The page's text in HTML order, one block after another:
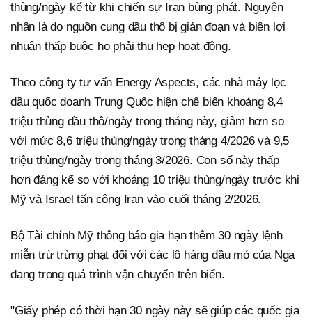
thùng/ngày kể từ khi chiến sự Iran bùng phát. Nguyên
nhân là do nguồn cung dầu thô bị gián đoạn và biên lợi
nhuận thấp buộc họ phải thu hẹp hoạt động.
Theo công ty tư vấn Energy Aspects, các nhà máy lọc
dầu quốc doanh Trung Quốc hiện chế biến khoảng 8,4
triệu thùng dầu thô/ngày trong tháng này, giảm hơn so
với mức 8,6 triệu thùng/ngày trong tháng 4/2026 và 9,5
triệu thùng/ngày trong tháng 3/2026. Con số này thấp
hơn đáng kể so với khoảng 10 triệu thùng/ngày trước khi
Mỹ và Israel tấn công Iran vào cuối tháng 2/2026.
Bộ Tài chính Mỹ thông báo gia hạn thêm 30 ngày lệnh
miễn trừ trừng phạt đối với các lô hàng dầu mỏ của Nga
đang trong quá trình vận chuyển trên biển.
"Giấy phép có thời hạn 30 ngày này sẽ giúp các quốc gia